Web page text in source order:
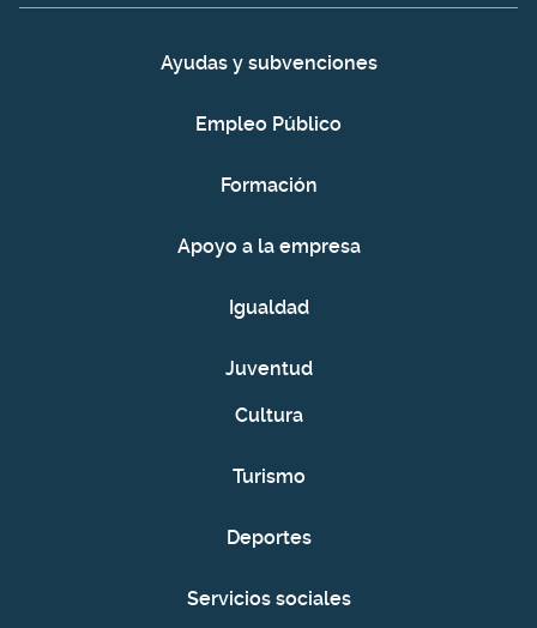
Ayudas y subvenciones
Empleo Público
Formación
Apoyo a la empresa
Igualdad
Juventud
Cultura
Turismo
Deportes
Servicios sociales